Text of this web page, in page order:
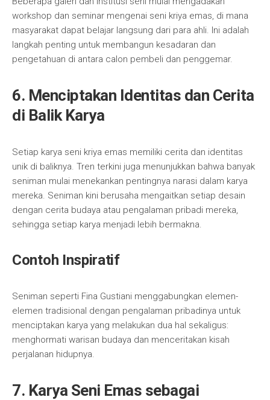
workshop dan seminar mengenai seni kriya emas, di mana
masyarakat dapat belajar langsung dari para ahli. Ini adalah
langkah penting untuk membangun kesadaran dan
pengetahuan di antara calon pembeli dan penggemar.
6. Menciptakan Identitas dan Cerita
di Balik Karya
Setiap karya seni kriya emas memiliki cerita dan identitas
unik di baliknya. Tren terkini juga menunjukkan bahwa banyak
seniman mulai menekankan pentingnya narasi dalam karya
mereka. Seniman kini berusaha mengaitkan setiap desain
dengan cerita budaya atau pengalaman pribadi mereka,
sehingga setiap karya menjadi lebih bermakna.
Contoh Inspiratif
Seniman seperti Fina Gustiani menggabungkan elemen-
elemen tradisional dengan pengalaman pribadinya untuk
menciptakan karya yang melakukan dua hal sekaligus:
menghormati warisan budaya dan menceritakan kisah
perjalanan hidupnya.
7. Karya Seni Emas sebagai